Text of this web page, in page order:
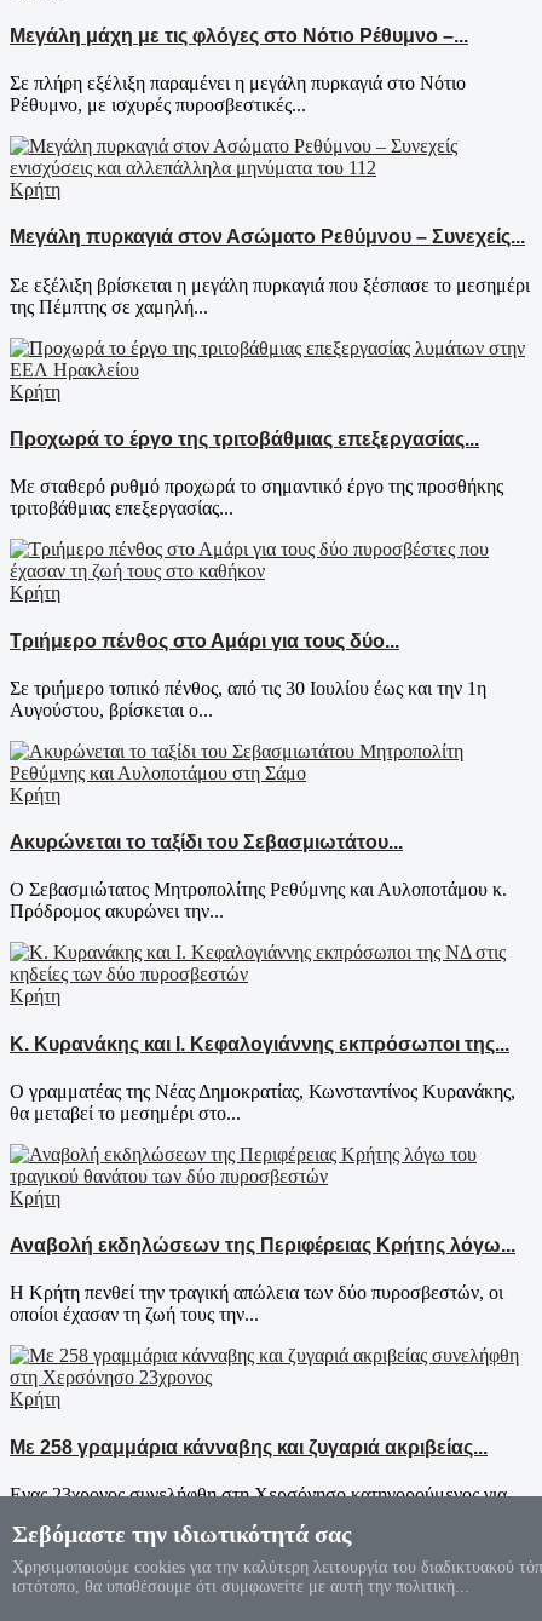
Μεγάλη μάχη με τις φλόγες στο Νότιο Ρέθυμνο –...
Σε πλήρη εξέλιξη παραμένει η μεγάλη πυρκαγιά στο Νότιο
Ρέθυμνο, με ισχυρές πυροσβεστικές...
Κρήτη
Μεγάλη πυρκαγιά στον Ασώματο Ρεθύμνου – Συνεχείς...
Σε εξέλιξη βρίσκεται η μεγάλη πυρκαγιά που ξέσπασε το μεσημέρι
της Πέμπτης σε χαμηλή...
Κρήτη
Προχωρά το έργο της τριτοβάθμιας επεξεργασίας...
Με σταθερό ρυθμό προχωρά το σημαντικό έργο της προσθήκης
τριτοβάθμιας επεξεργασίας...
Κρήτη
Τριήμερο πένθος στο Αμάρι για τους δύο...
Σε τριήμερο τοπικό πένθος, από τις 30 Ιουλίου έως και την 1η
Αυγούστου, βρίσκεται ο...
Κρήτη
Ακυρώνεται το ταξίδι του Σεβασμιωτάτου...
Ο Σεβασμιώτατος Μητροπολίτης Ρεθύμνης και Αυλοποτάμου κ.
Πρόδρομος ακυρώνει την...
Κρήτη
Κ. Κυρανάκης και Ι. Κεφαλογιάννης εκπρόσωποι της...
Ο γραμματέας της Νέας Δημοκρατίας, Κωνσταντίνος Κυρανάκης,
θα μεταβεί το μεσημέρι στο...
Κρήτη
Αναβολή εκδηλώσεων της Περιφέρειας Κρήτης λόγω...
Η Κρήτη πενθεί την τραγική απώλεια των δύο πυροσβεστών, οι
οποίοι έχασαν τη ζωή τους την...
Κρήτη
Με 258 γραμμάρια κάνναβης και ζυγαριά ακριβείας...
Ενας 23χρονος συνελήφθη στη Χερσόνησο κατηγορούμενος για
Σεβόμαστε την ιδιωτικότητά σας
Χρησιμοποιούμε cookies για την καλύτερη λειτουργία του διαδικτυακού
ιστότοπο, θα υποθέσουμε ότι συμφωνείτε με αυτή την πολιτική...